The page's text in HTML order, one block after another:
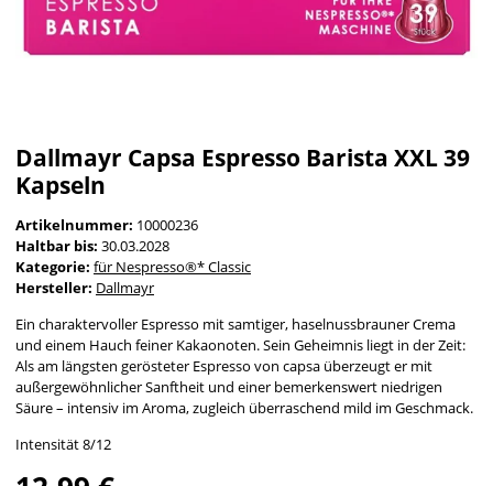
Dallmayr Capsa Espresso Barista XXL 39
Kapseln
Artikelnummer: 10000236
Haltbar bis: 30.03.2028
Kategorie: für Nespresso®* Classic
Hersteller: Dallmayr
Ein charaktervoller Espresso mit samtiger, haselnussbrauner Crema
und einem Hauch feiner Kakaonoten. Sein Geheimnis liegt in der Zeit:
Als am längsten gerösteter Espresso von capsa überzeugt er mit
außergewöhnlicher Sanftheit und einer bemerkenswert niedrigen
Säure – intensiv im Aroma, zugleich überraschend mild im Geschmack.
Intensität 8/12